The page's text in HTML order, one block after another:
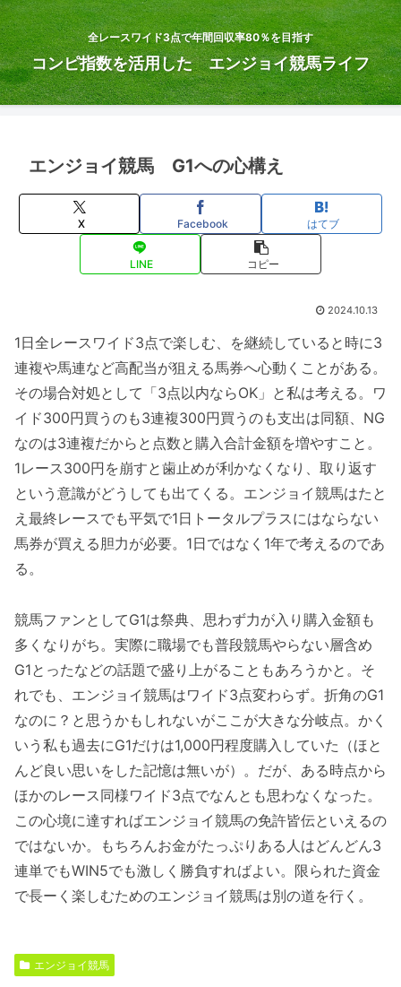
全レースワイド3点で年間回収率80％を目指す
コンピ指数を活用した エンジョイ競馬ライフ
エンジョイ競馬 G1への心構え
X Facebook はてブ
LINE コピー
2024.10.13
1日全レースワイド3点で楽しむ、を継続していると時に3
連複や馬連など高配当が狙える馬券へ心動くことがある。
その場合対処として「3点以内ならOK」と私は考える。ワ
イド300円買うのも3連複300円買うのも支出は同額、NG
なのは3連複だからと点数と購入合計金額を増やすこと。
1レース300円を崩すと歯止めが利かなくなり、取り返す
という意識がどうしても出てくる。エンジョイ競馬はたと
え最終レースでも平気で1日トータルプラスにはならない
馬券が買える胆力が必要。1日ではなく1年で考えるのであ
る。
競馬ファンとしてG1は祭典、思わず力が入り購入金額も
多くなりがち。実際に職場でも普段競馬やらない層含め
G1とったなどの話題で盛り上がることもあろうかと。そ
れでも、エンジョイ競馬はワイド3点変わらず。折角のG1
なのに？と思うかもしれないがここが大きな分岐点。かく
いう私も過去にG1だけは1,000円程度購入していた（ほと
んど良い思いをした記憶は無いが）。だが、ある時点から
ほかのレース同様ワイド3点でなんとも思わなくなった。
この心境に達すればエンジョイ競馬の免許皆伝といえるの
ではないか。もちろんお金がたっぷりある人はどんどん3
連単でもWIN5でも激しく勝負すればよい。限られた資金
で長ーく楽しむためのエンジョイ競馬は別の道を行く。
エンジョイ競馬